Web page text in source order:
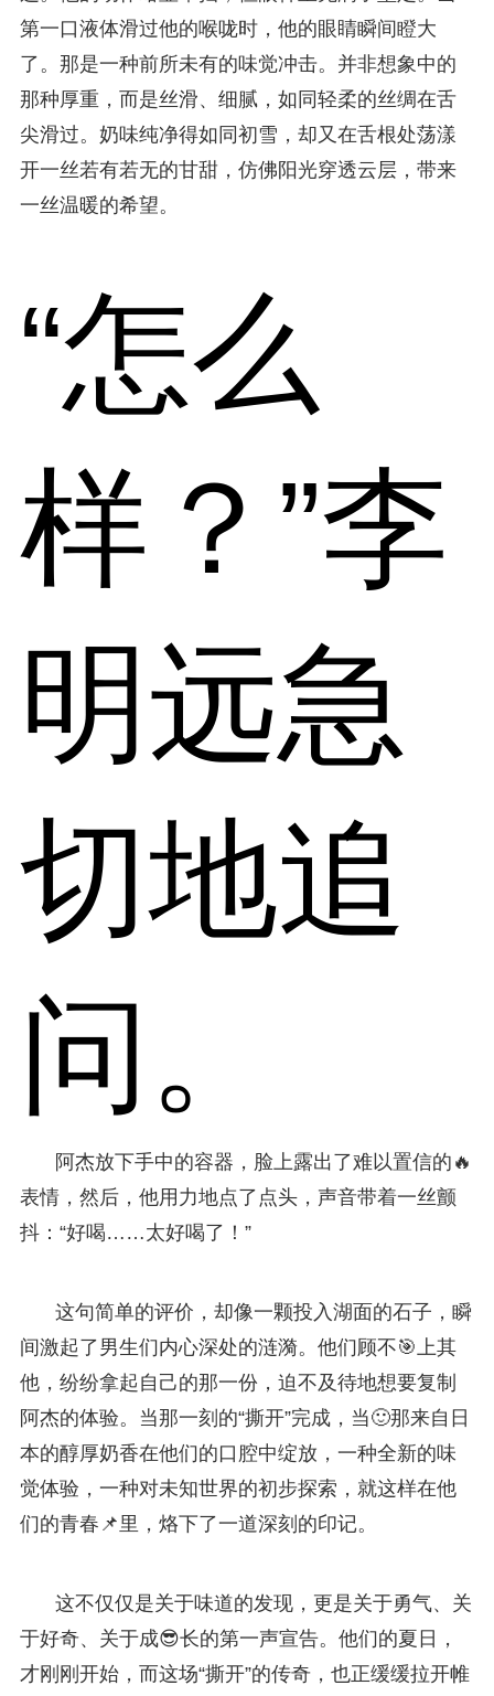
第一口液体滑过他的喉咙时，他的眼睛瞬间瞪大
了。那是一种前所未有的味觉冲击。并非想象中的
那种厚重，而是丝滑、细腻，如同轻柔的丝绸在舌
尖滑过。奶味纯净得如同初雪，却又在舌根处荡漾
开一丝若有若无的甘甜，仿佛阳光穿透云层，带来
一丝温暖的希望。
“怎么
样？”李
明远急
切地追
问。
阿杰放下手中的容器，脸上露出了难以置信的🔥
表情，然后，他用力地点了点头，声音带着一丝颤
抖：“好喝……太好喝了！”
这句简单的评价，却像一颗投入湖面的石子，瞬
间激起了男生们内心深处的涟漪。他们顾不🎯上其
他，纷纷拿起自己的那一份，迫不及待地想要复制
阿杰的体验。当那一刻的“撕开”完成，当🙂那来自日
本的醇厚奶香在他们的口腔中绽放，一种全新的味
觉体验，一种对未知世界的初步探索，就这样在他
们的青春📌里，烙下了一道深刻的印记。
这不仅仅是关于味道的发现，更是关于勇气、关
于好奇、关于成😎长的第一声宣告。他们的夏日，
才刚刚开始，而这场“撕开”的传奇，也正缓缓拉开帷